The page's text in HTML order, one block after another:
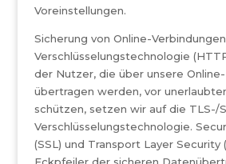
Voreinstellungen.
Sicherung von Online-
Verschlüsselungstechnologie
der Nutzer, die über unsere
übertragen werden, vor
schützen, setzen wir auf die TLS-/
Verschlüsselungstechnologie.
(SSL) und Transport Layer Security